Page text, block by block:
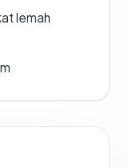
lemah